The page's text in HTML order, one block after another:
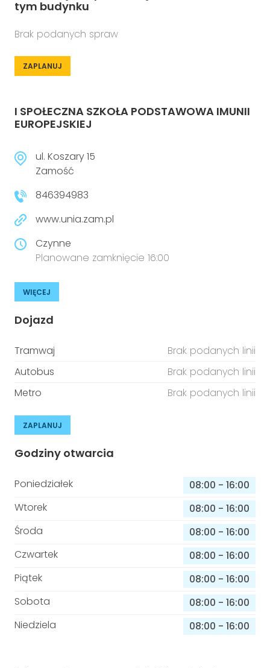
tym budynku
Brak podanych spraw
ZAPLANUJ
I SPOŁECZNA SZKOŁA PODSTAWOWA IMUNII
EUROPEJSKIEJ
ul. Koszary 15
Zamość
846394983
www.unia.zam.pl
Czynne
Planowane zamknięcie 16:00
WIĘCEJ
Dojazd
Tramwaj
Brak podanych linii
Autobus
Brak podanych linii
Metro
Brak podanych linii
ZAPLANUJ
Godziny otwarcia
Poniedziałek 08:00 - 16:00
Wtorek
08:00 - 16:00
Środa
08:00 - 16:00
Czwartek
08:00 - 16:00
Piątek
08:00 - 16:00
Sobota
08:00 - 16:00
Niedziela
08:00 - 16:00